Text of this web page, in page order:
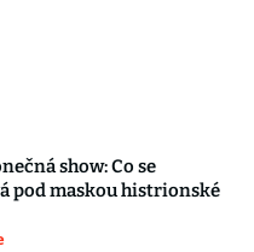
show: Co se
pod maskou histrionské